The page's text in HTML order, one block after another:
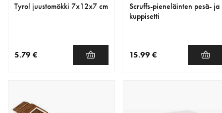
Tyrol juustomökki 7x12x7 cm
5.79 €
Scruffs-pieneläinten pesä- ja
kuppisetti
15.99 €